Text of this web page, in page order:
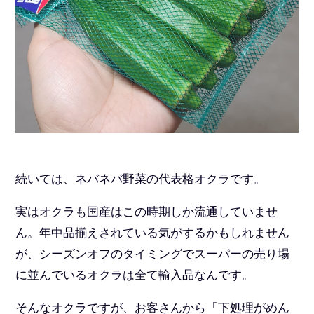
続いては、ネバネバ野菜の代表格オクラです。
実はオクラも国産はこの時期しか流通していませ
ん。年中品揃えされている気がするかもしれません
が、シーズンオフのタイミングでスーパーの売り場
に並んでいるオクラは全て輸入品なんです。
そんなオクラですが、お客さんから「下処理がめん